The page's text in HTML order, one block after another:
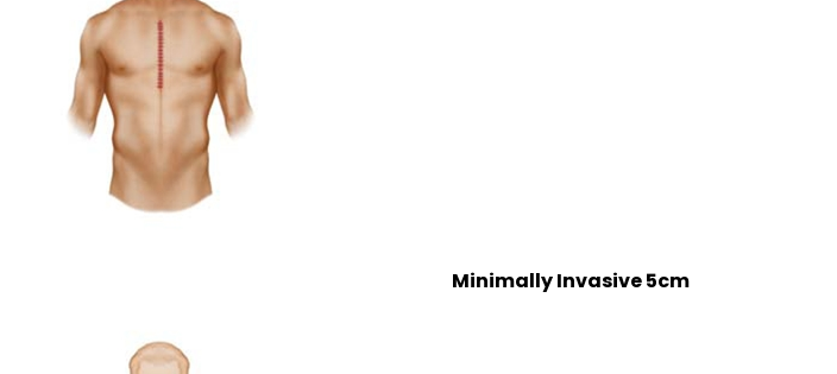
Minimally Invasive 5cm